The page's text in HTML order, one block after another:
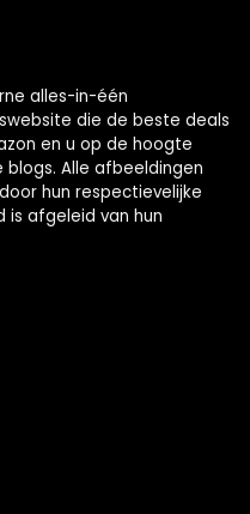
alles-in-één
die de beste deals
en u op de hoogte
Alle afbeeldingen
hun respectievelijke
is afgeleid van hun